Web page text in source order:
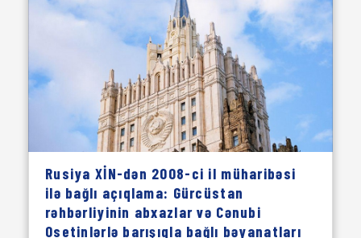
Rusiya XİN-dən 2008-ci il müharibəsi
ilə bağlı açıqlama: Gürcüstan
rəhbərliyinin abxazlar və Cənubi
Osetinlərlə barışıqla bağlı bəyanatları